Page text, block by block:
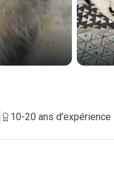
10-20 ans d'expérience